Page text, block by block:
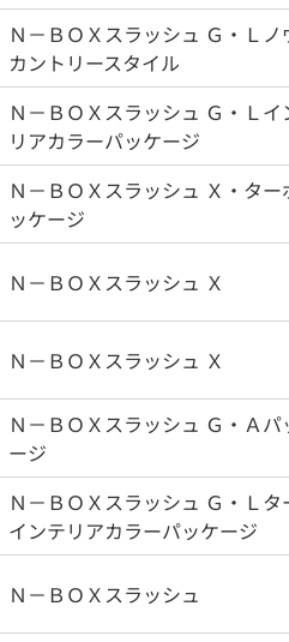
Ｎ－ＢＯＸスラッシュ Ｇ・Ｌノ
カントリースタイル
Ｎ－ＢＯＸスラッシュ Ｇ・Ｌイ
リアカラーパッケージ
Ｎ－ＢＯＸスラッシュ Ｘ・ター
ッケージ
Ｎ－ＢＯＸスラッシュ Ｘ
Ｎ－ＢＯＸスラッシュ Ｘ
Ｎ－ＢＯＸスラッシュ Ｇ・Ａパ
ージ
Ｎ－ＢＯＸスラッシュ Ｇ・Ｌタ
インテリアカラーパッケージ
Ｎ－ＢＯＸスラッシュ